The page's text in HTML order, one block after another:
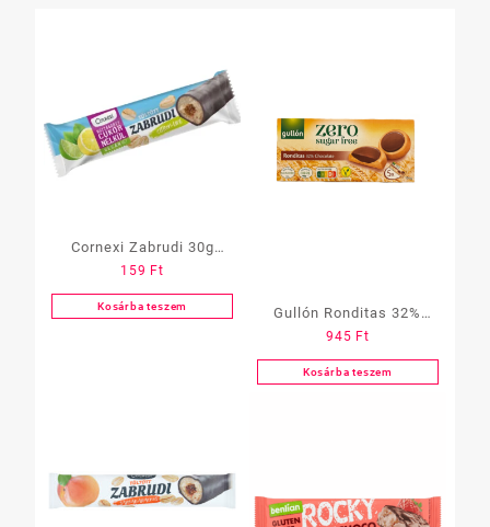
Cornexi Zabrudi 30g
Cukormentes Citrom-
Lime
159 Ft
Kosárba teszem
Gullón Ronditas 32%
cukormentes Csokis
Keksz
945 Ft
Kosárba teszem